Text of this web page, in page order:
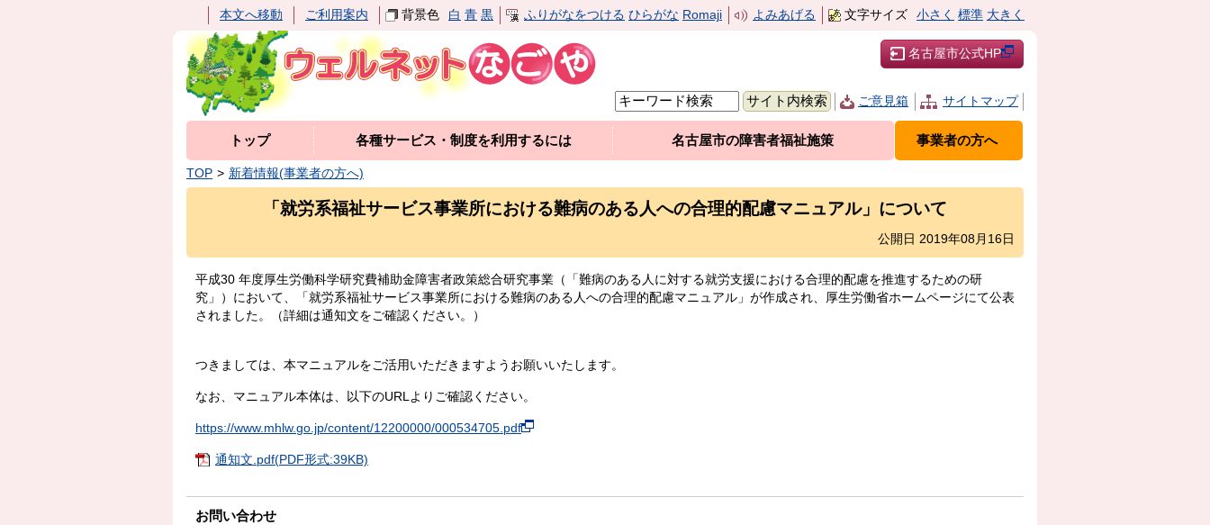
本文へ移動 ご利用案内 背景色 白 青 黒 ふりがなをつける ひらがな Romaji よみあげる 文字サイズ 小さく 標準 大きく
名古屋市公式HP
ご意見箱 サイトマップ
トップ 各種サービス・制度を利用するには 名古屋市の障害者福祉施策 事業者の方へ
TOP 新着情報(事業者の方へ)
「就労系福祉サービス事業所における難病のある人への合理的配慮マニュアル」について
公開日 2019年08月16日
平成30 年度厚生労働科学研究費補助金障害者政策総合研究事業（「難病のある人に対する就労支援における合理的配慮を推進するための研
究」）において、「就労系福祉サービス事業所における難病のある人への合理的配慮マニュアル」が作成され、厚生労働省ホームページにて公表
されました。（詳細は通知文をご確認ください。）
つきましては、本マニュアルをご活用いただきますようお願いいたします。
なお、マニュアル本体は、以下のURLよりご確認ください。
https://www.mhlw.go.jp/content/12200000/000534705.pdf
通知文.pdf(PDF形式:39KB)
お問い合わせ